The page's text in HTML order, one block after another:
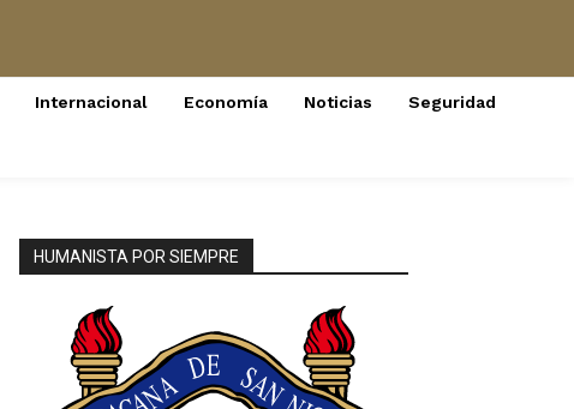
Internacional Economía Noticias Seguridad
HUMANISTA POR SIEMPRE